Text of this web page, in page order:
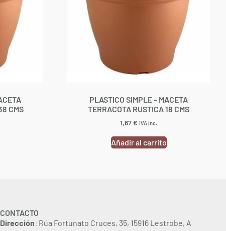
CMS
PLASTICO SIMPLE – MACETA
TERRACOTA RUSTICA 18 CMS
1,67€ IVA inc.
Añadir al carrito
CONTACTO
Dirección: Rúa Fortunato Cruces, 35, 15916 Lestrobe, A